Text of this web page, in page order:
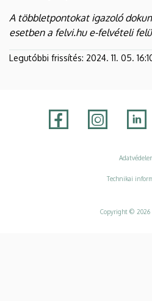
A többletpontokat igazoló
esetben a felvi.hu e-felvételi
Legutóbbi frissítés: 2024. 11. 05.
Technikai
Copyright © 2026